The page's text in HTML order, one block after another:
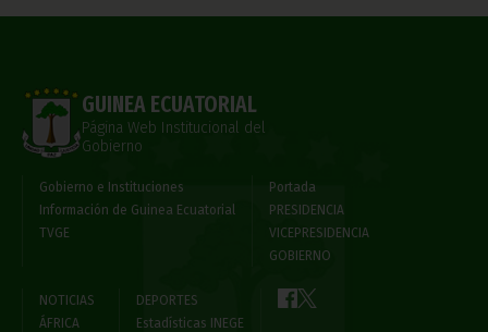
GUINEA ECUATORIAL
Página Web Institucional del
Gobierno
Gobierno e Instituciones
Información de Guinea Ecuatorial
TVGE
Portada
PRESIDENCIA
VICEPRESIDENCIA
GOBIERNO
NOTICIAS
ÁFRICA
DEPORTES
Estadísticas INEGE